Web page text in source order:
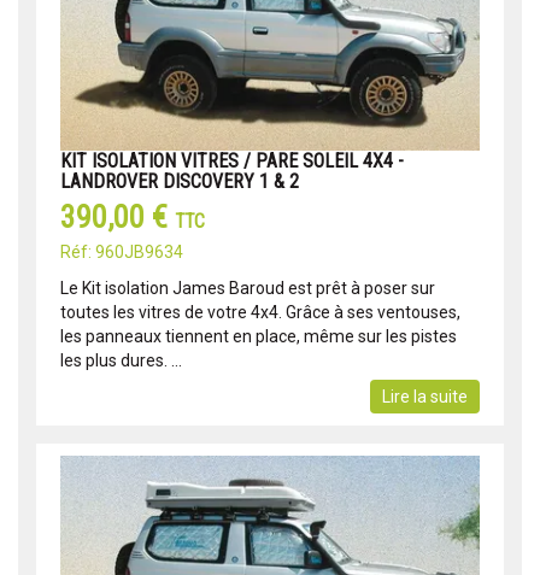
KIT ISOLATION VITRES / PARE SOLEIL 4X4 -
LANDROVER DISCOVERY 1 & 2
390,00 € TTC
Réf: 960JB9634
Le Kit isolation James Baroud est prêt à poser sur
toutes les vitres de votre 4x4. Grâce à ses ventouses,
les panneaux tiennent en place, même sur les pistes
les plus dures. ...
Lire la suite